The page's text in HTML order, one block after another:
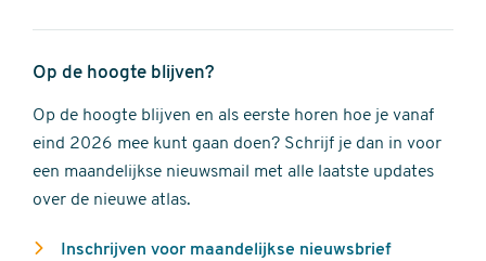
Op de hoogte blijven?
Op de hoogte blijven en als eerste horen hoe je vanaf
eind 2026 mee kunt gaan doen? Schrijf je dan in voor
een maandelijkse nieuwsmail met alle laatste updates
over de nieuwe atlas.
Inschrijven voor maandelijkse nieuwsbrief